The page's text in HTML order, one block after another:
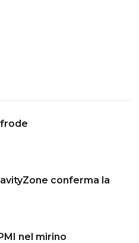
frode
conferma la
nel mirino